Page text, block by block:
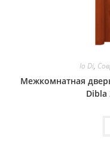
Io Di,
Межкомнатная
Dibla